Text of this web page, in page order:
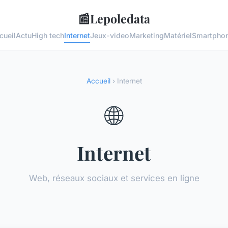
📰Lepoledata
ActuHigh techInternetJeux-videoMarketingMatériel
Accueil› Internet
🌐
Internet
Web, réseaux sociaux et services en ligne